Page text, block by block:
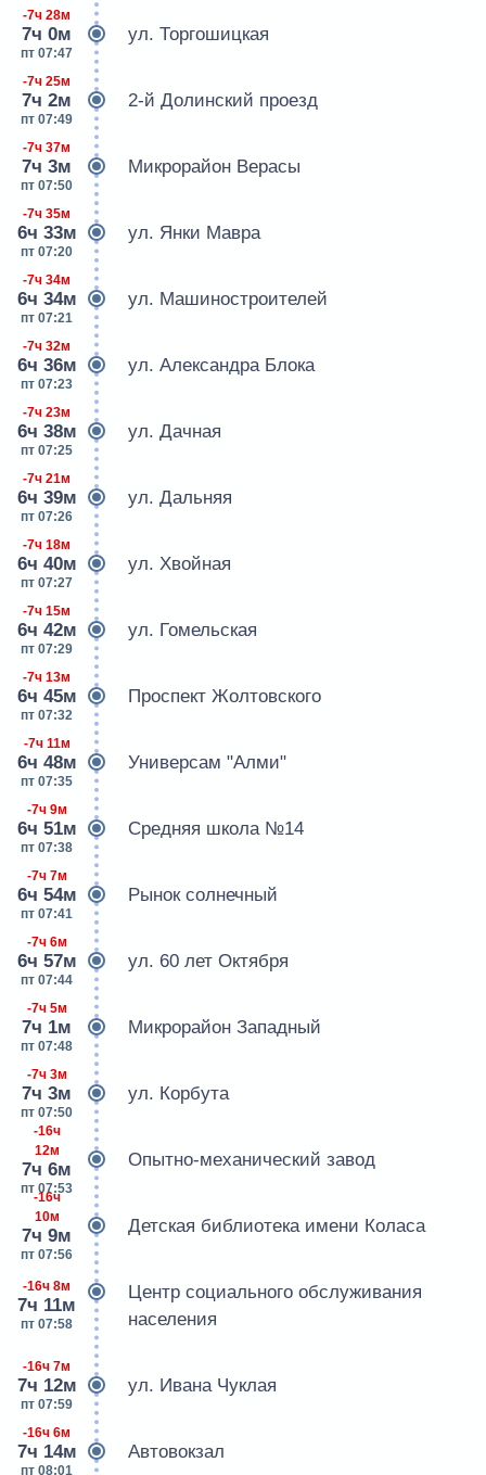
-7ч 28м
7ч 0м
пт 07:47
ул. Торгошицкая
-7ч 25м
7ч 2м
пт 07:49
2-й Долинский проезд
-7ч 37м
7ч 3м
пт 07:50
Микрорайон Верасы
-7ч 35м
6ч 33м
пт 07:20
ул. Янки Мавра
-7ч 34м
6ч 34м
пт 07:21
ул. Машиностроителей
-7ч 32м
6ч 36м
пт 07:23
ул. Александра Блока
-7ч 23м
6ч 38м
пт 07:25
ул. Дачная
-7ч 21м
6ч 39м
пт 07:26
ул. Дальняя
-7ч 18м
6ч 40м
пт 07:27
ул. Хвойная
-7ч 15м
6ч 42м
пт 07:29
ул. Гомельская
-7ч 13м
6ч 45м
пт 07:32
Проспект Жолтовского
-7ч 11м
6ч 48м
пт 07:35
Универсам "Алми"
-7ч 9м
6ч 51м
пт 07:38
Средняя школа №14
-7ч 7м
6ч 54м
пт 07:41
Рынок солнечный
-7ч 6м
6ч 57м
пт 07:44
ул. 60 лет Октября
-7ч 5м
7ч 1м
пт 07:48
Микрорайон Западный
-7ч 3м
7ч 3м
пт 07:50
ул. Корбута
-16ч
12м
7ч 6м
пт 07:53
Опытно-механический завод
-16ч
10м
7ч 9м
пт 07:56
Детская библиотека имени Коласа
-16ч 8м
7ч 11м
пт 07:58
Центр социального обслуживания
населения
-16ч 7м
7ч 12м
пт 07:59
ул. Ивана Чуклая
-16ч 6м
7ч 14м
пт 08:01
Автовокзал